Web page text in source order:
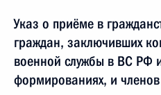
Указ о приёме в
граждан, заключивших
военной службы в ВС РФ
формированиях, и